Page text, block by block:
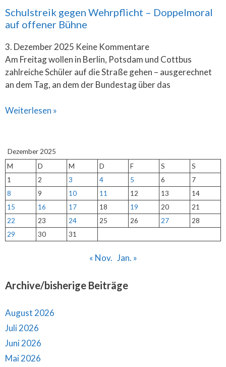
Schulstreik gegen Wehrpflicht – Doppelmoral
auf offener Bühne
3. Dezember 2025 Keine Kommentare
Am Freitag wollen in Berlin, Potsdam und Cottbus
zahlreiche Schüler auf die Straße gehen – ausgerechnet
an dem Tag, an dem der Bundestag über das
Weiterlesen »
Dezember 2025
M
D M D F S
S
1
2 3 4 5 6
7
8
9 10 11 12 13
14
15
16 17 18 19 20
21
22
23 24 25 26 27
28
29
30 31
« Nov. Jan. »
Archive/bisherige Beiträge
August 2026
Juli 2026
Juni 2026
Mai 2026